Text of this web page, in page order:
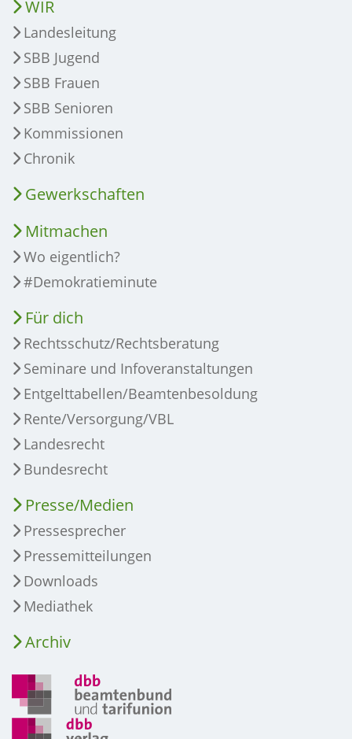
WIR
Landesleitung
SBB Jugend
SBB Frauen
SBB Senioren
Kommissionen
Chronik
Gewerkschaften
Mitmachen
Wo eigentlich?
#Demokratieminute
Für dich
Rechtsschutz/Rechtsberatung
Seminare und Infoveranstaltungen
Entgelttabellen/Beamtenbesoldung
Rente/Versorgung/VBL
Landesrecht
Bundesrecht
Presse/Medien
Pressesprecher
Pressemitteilungen
Downloads
Mediathek
Archiv